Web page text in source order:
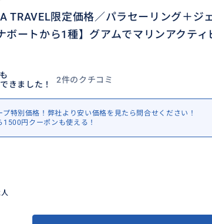
TRAVEL限定価格／パラセーリング＋
ボートから1種】グアムでマリンアクテ
きました！
2件のクチコミ
プ特別価格！弊社より安い価格を見たら問合せください！
1500円クーポンも使える！